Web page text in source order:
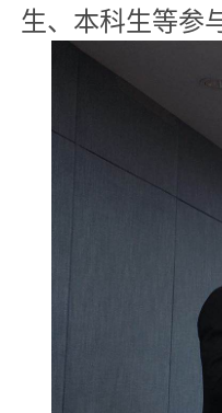
生、本科生等参